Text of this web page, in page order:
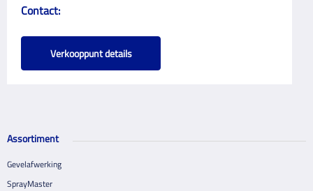
Contact:
Verkooppunt details
Assortiment
Gevelafwerking
SprayMaster